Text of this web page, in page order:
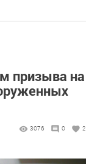
призыва на
3076 0 2